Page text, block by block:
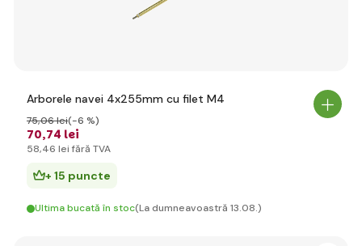
Arborele navei 4x255mm cu filet M4
70,74 lei
75,06 lei(-6 %)
58,46 lei fără TVA
+ 15 puncte
Ultima bucată în stoc(La dumneavoastră 13.08.)